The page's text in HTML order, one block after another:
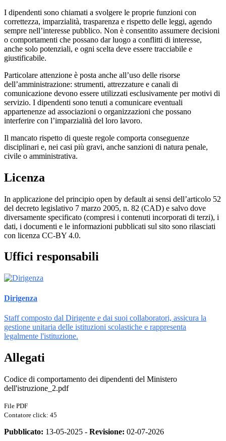
I dipendenti sono chiamati a svolgere le proprie funzioni con
correttezza, imparzialità, trasparenza e rispetto delle leggi, agendo
sempre nell’interesse pubblico. Non è consentito assumere decisioni
o comportamenti che possano dar luogo a conflitti di interesse,
anche solo potenziali, e ogni scelta deve essere tracciabile e
giustificabile.
Particolare attenzione è posta anche all’uso delle risorse
dell’amministrazione: strumenti, attrezzature e canali di
comunicazione devono essere utilizzati esclusivamente per motivi di
servizio. I dipendenti sono tenuti a comunicare eventuali
appartenenze ad associazioni o organizzazioni che possano
interferire con l’imparzialità del loro lavoro.
Il mancato rispetto di queste regole comporta conseguenze
disciplinari e, nei casi più gravi, anche sanzioni di natura penale,
civile o amministrativa.
Licenza
In applicazione del principio open by default ai sensi dell’articolo 52
del decreto legislativo 7 marzo 2005, n. 82 (CAD) e salvo dove
diversamente specificato (compresi i contenuti incorporati di terzi), i
dati, i documenti e le informazioni pubblicati sul sito sono rilasciati
con licenza CC-BY 4.0.
Uffici responsabili
Dirigenza
Staff composto dal Dirigente e dai suoi collaboratori, assicura la
gestione unitaria delle istituzioni scolastiche e rappresenta
legalmente l'istituzione.
Allegati
Codice di comportamento dei dipendenti del Ministero
dell'istruzione_2.pdf
File PDF
Contatore click: 45
Pubblicato: 13-05-2025 - Revisione: 02-07-2026